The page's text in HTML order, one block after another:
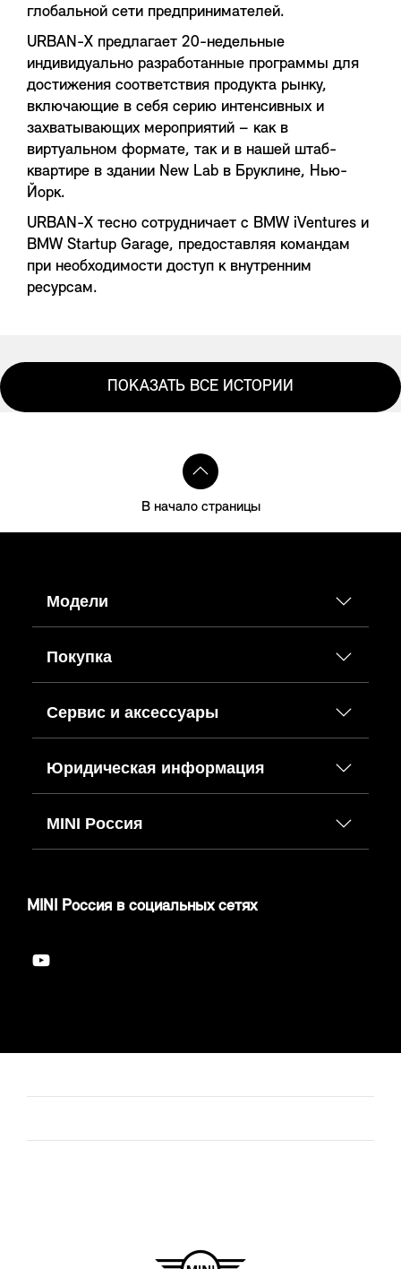
глобальной сети предпринимателей.
URBAN-X предлагает 20-недельные
индивидуально разработанные программы для
достижения соответствия продукта рынку,
включающие в себя серию интенсивных и
захватывающих мероприятий – как в
виртуальном формате, так и в нашей штаб-
квартире в здании New Lab в Бруклине, Нью-
Йорк.
URBAN-X тесно сотрудничает с BMW iVentures и
BMW Startup Garage, предоставляя командам
при необходимости доступ к внутренним
ресурсам.
ПОКАЗАТЬ ВСЕ ИСТОРИИ
В начало страницы
Модели
Покупка
Сервис и аксессуары
Юридическая информация
MINI Россия
MINI Россия в социальных сетях